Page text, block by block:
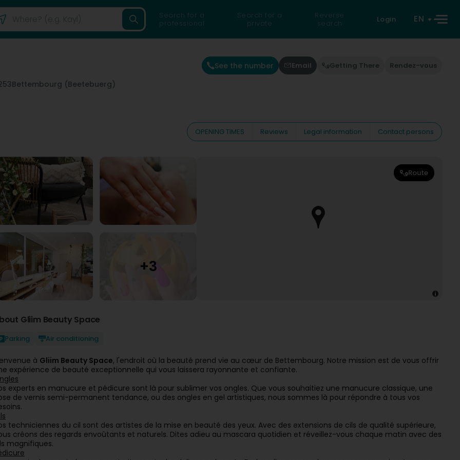
Search for a
professional
Search for a
private
Reverse
search
Login EN
Bettembourg (Beetebuerg)
See the number Email Getting There Rendez-vous
OPENING TIMES Reviews Legal information Contact persons
Route
Gliim Beauty Space
Parking Air conditioning
à Gliim Beauty Space, l'endroit où la beauté prend vie au cœur de Bettembourg. Notre mission est de vous offrir
expérience de beauté exceptionnelle qui vous laissera rayonnante et confiante.
experts en manucure et pédicure sont là pour sublimer vos ongles. Que vous souhaitiez une manucure classique, une
de vernis semi-permanent tendance, ou des ongles en gel artistiques, nous sommes là pour répondre à tous vos
techniciennes du cil sont des artistes de la mise en beauté des yeux. Avec des extensions de cils de qualité supérieure,
créons des regards envoûtants et naturels. Dites adieu au mascara quotidien et réveillez-vous chaque matin avec des
magnifiques.